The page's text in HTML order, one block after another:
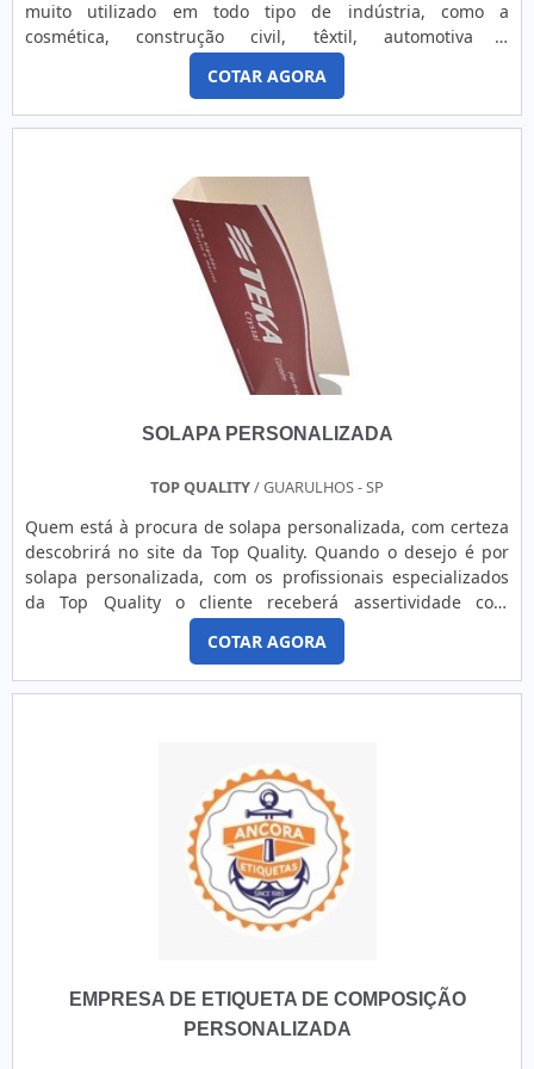
adesivos de segurança, envelopamento, sinalização
corporativa, rotulagem e muito soluções que atendem,
também, as necessidades de personalização de ambientes
corporativos nos segmentos comercial, gastronômico,
hospitalar, de serviços e eventos.Com know-how adquirido
e serviços que atendem as expectativas dos clientes,
atuando com fornecedores que prezam pela qualidade e
excelência em seus produtos e atentos às novas
tecnologias, a Corimpress é reconhecida pela excelente
qualidade de seus produtos, pela tecnologia de última
geração empregada e pela agilidade e confiabilidade
assegurada pelos seus processos produtivos. Solicite já um
orçamento das etiquetas de advertência para máquinas
muito utilizado em todo tipo de indústria, como a
cosmética, construção civil, têxtil, automotiva e
farmacêutica. Muita gente nem imagina, mas o silicone
também é encontrado em rótulos de embalagens. Seu uso
nessa indústria se deve a proteção e a resistência que ele
oferece aos adesivos. Vantagens da aplicação de rótulos
COTAR AGORA
SOLAPA PERSONALIZADA
TOP QUALITY/ GUARULHOS - SP
Quem está à procura de solapa personalizada, com certeza
descobrirá no site da Top Quality. Quando o desejo é por
solapa personalizada, com os profissionais especializados
da Top Quality o cliente receberá assertividade com
excelência de qualidade na produção dos produtos dentro
das especificações do cliente.DETALHES INTERESSANTES
SOBRE SOLAPA PERSONALIZADAA Top Quality objetiva sua
energia em criar para cada cliente uma estrutura com
de impressão, tudo para se certificar que se tenha solapa
personalizada com excelente custo-benefício.Há muitas
maneiras eficientes de uma empresa demonstrar
competência, excelência e destaque em sua área de
atuação. A Top Quality se mostra referência por ter:
Soluções eficazes para serviços gráficos; Treinamentos
internos para aprimoração dos produtos e serviços;
produtos dentro das especificações do cliente.Discorrendo
ainda sobre solapa personalizada, na essência da empresa,
COTAR AGORA
EMPRESA DE ETIQUETA DE COMPOSIÇÃO
PERSONALIZADA